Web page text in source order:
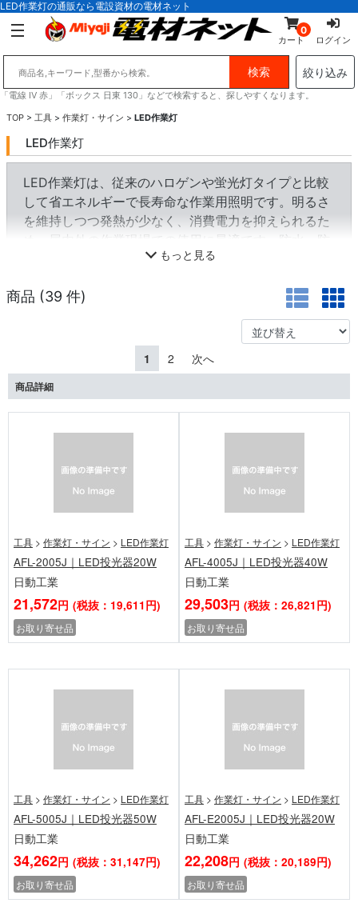
LED作業灯の通販なら電設資材の電材ネット
0
カート ログイン
絞り込み
「電線 IV 赤」「ボックス 日東 130」などで検索すると、探しやすくなります。
TOP > 工具 > 作業灯・サイン > LED作業灯
LED作業灯
LED作業灯は、従来のハロゲンや蛍光灯タイプと比較
して省エネルギーで長寿命な作業用照明です。明るさ
を維持しつつ発熱が少なく、消費電力を抑えられるた
め、屋内外の作業現場での使用に最適です。防水・防
塵性能を備えたモデルや、マグネット・三脚付きのタ
衝撃性にも優れ、長時間の使用にも適しています。
もっと見る
商品 (39 件)
1 2 次へ
商品詳細
工具 > 作業灯・サイン > LED作業灯
AFL-2005J｜LED投光器20W
日動工業
21,572円 (税抜：19,611円)
お取り寄せ品
工具 > 作業灯・サイン > LED作業灯
AFL-4005J｜LED投光器40W
日動工業
29,503円 (税抜：26,821円)
お取り寄せ品
工具 > 作業灯・サイン > LED作業灯
AFL-5005J｜LED投光器50W
日動工業
34,262円 (税抜：31,147円)
お取り寄せ品
工具 > 作業灯・サイン > LED作業灯
AFL-E2005J｜LED投光器20W
日動工業
22,208円 (税抜：20,189円)
お取り寄せ品